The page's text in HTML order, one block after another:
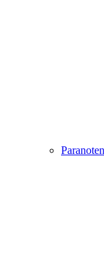
Paranoten